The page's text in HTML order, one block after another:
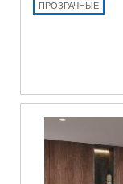
ПРОЗРАЧНЫЕ